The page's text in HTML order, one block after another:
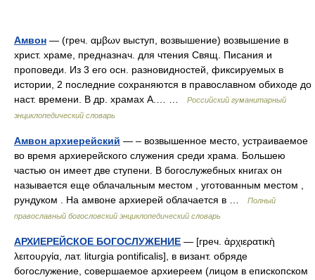
Амвон — (греч. αμβων выступ, возвышение) возвышение в
христ. храме, предназнач. для чтения Свящ. Писания и
проповеди. Из 3 его осн. разновидностей, фиксируемых в
истории, 2 последние сохраняются в православном обиходе до
наст. времени. В др. храмах А.… …
Российский гуманитарный
энциклопедический словарь
Амвон архиерейский — – возвышенное место, устраиваемое
во время архиерейского служения среди храма. Большею
частью он имеет две ступени. В богослужебных книгах он
называется еще облачальным местом , уготованным местом ,
рундуком . На амвоне архиерей облачается в …
Полный
православный богословский энциклопедический словарь
АРХИЕРЕЙСКОЕ БОГОСЛУЖЕНИЕ — [греч. ἀρχιερατικὴ
λειτουργία, лат. liturgia pontificalis], в визант. обряде
богослужение, совершаемое архиереем (лицом в епископском